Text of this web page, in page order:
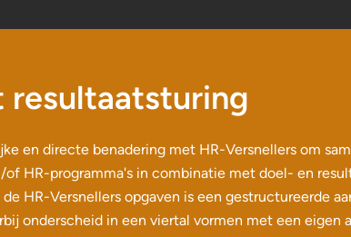
resultaatsturing
en directe benadering met HR-Versnellers om
HR-programma's in combinatie met doel- en
HR-Versnellers opgaven is een gestructureerde
onderscheid in een viertal vormen met een eigen